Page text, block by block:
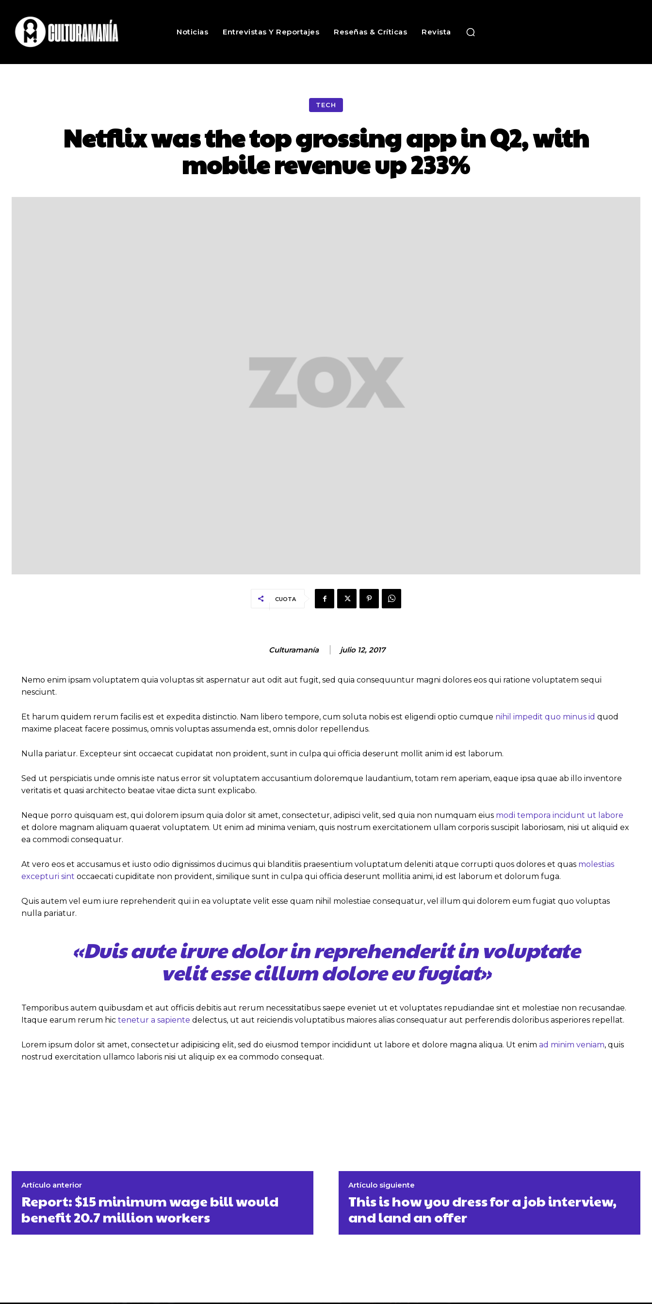
Noticias Entrevistas Y Reportajes Reseñas & Críticas Revista
TECH
Netflix was the top grossing app in Q2, with
mobile revenue up 233%
CUOTA
Culturamanía julio 12, 2017
Nemo enim ipsam voluptatem quia voluptas sit aspernatur aut odit aut fugit, sed quia consequuntur magni dolores eos qui ratione voluptatem sequi
nesciunt.
Et harum quidem rerum facilis est et expedita distinctio. Nam libero tempore, cum soluta nobis est eligendi optio cumque nihil impedit quo minus id quod
maxime placeat facere possimus, omnis voluptas assumenda est, omnis dolor repellendus.
Nulla pariatur. Excepteur sint occaecat cupidatat non proident, sunt in culpa qui officia deserunt mollit anim id est laborum.
Sed ut perspiciatis unde omnis iste natus error sit voluptatem accusantium doloremque laudantium, totam rem aperiam, eaque ipsa quae ab illo inventore
veritatis et quasi architecto beatae vitae dicta sunt explicabo.
Neque porro quisquam est, qui dolorem ipsum quia dolor sit amet, consectetur, adipisci velit, sed quia non numquam eius modi tempora incidunt ut labore
et dolore magnam aliquam quaerat voluptatem. Ut enim ad minima veniam, quis nostrum exercitationem ullam corporis suscipit laboriosam, nisi ut aliquid ex
ea commodi consequatur.
At vero eos et accusamus et iusto odio dignissimos ducimus qui blanditiis praesentium voluptatum deleniti atque corrupti quos dolores et quas molestias
excepturi sint occaecati cupiditate non provident, similique sunt in culpa qui officia deserunt mollitia animi, id est laborum et dolorum fuga.
Quis autem vel eum iure reprehenderit qui in ea voluptate velit esse quam nihil molestiae consequatur, vel illum qui dolorem eum fugiat quo voluptas
nulla pariatur.
«Duis aute irure dolor in reprehenderit in voluptate
velit esse cillum dolore eu fugiat»
Temporibus autem quibusdam et aut officiis debitis aut rerum necessitatibus saepe eveniet ut et voluptates repudiandae sint et molestiae non recusandae.
Itaque earum rerum hic tenetur a sapiente delectus, ut aut reiciendis voluptatibus maiores alias consequatur aut perferendis doloribus asperiores repellat.
Lorem ipsum dolor sit amet, consectetur adipisicing elit, sed do eiusmod tempor incididunt ut labore et dolore magna aliqua. Ut enim ad minim veniam, quis
nostrud exercitation ullamco laboris nisi ut aliquip ex ea commodo consequat.
Artículo anterior
Report: $15 minimum wage bill would
benefit 20.7 million workers
Artículo siguiente
This is how you dress for a job interview,
and land an offer